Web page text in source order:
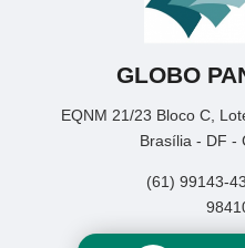
GLOBO
EQNM 21/23 Bloco C,
Brasília - DF -
(61) 99143-